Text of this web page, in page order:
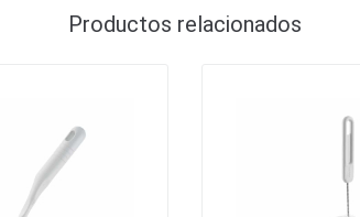
Productos relacionados